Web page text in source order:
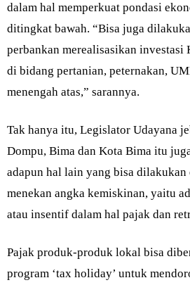
dalam hal memperkuat pondasi
ditingkat bawah. “Bisa juga
perbankan merealisasikan investasi
di bidang pertanian, peternakan,
menengah atas,” sarannya.
Tak hanya itu, Legislator Udayana
Dompu, Bima dan Kota Bima itu
adapun hal lain yang bisa
menekan angka kemiskinan, yaitu
atau insentif dalam hal pajak dan
Pajak produk-produk lokal bisa
program ‘tax holiday’ untuk